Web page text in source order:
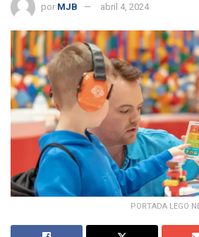
por MJB abril 4, 2024
PORTADA LEGO